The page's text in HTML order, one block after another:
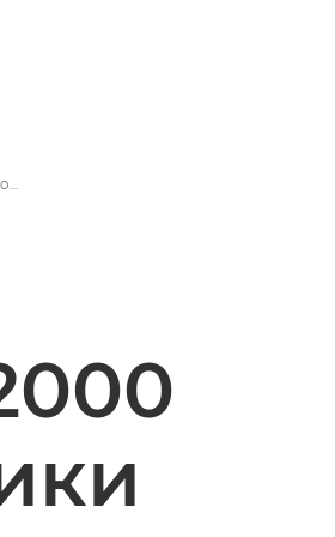
Графические принтеры Canon imagePROGRAF GP-2000 | Широкоформатные принтеры - Технические характеристики